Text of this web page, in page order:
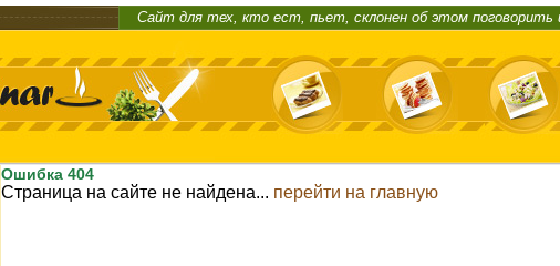
Сайт для тех, кто ест, пьет, склонен об этом
Ошибка 404
Страница на сайте не найдена... перейти на главную